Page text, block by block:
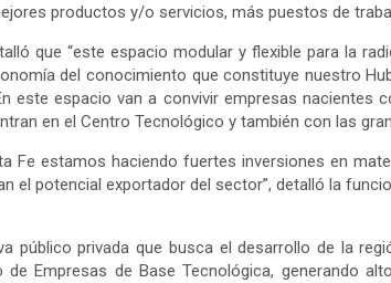
productos y/o servicios, más puestos de
que “este espacio modular y flexible para la
del conocimiento que constituye nuestro
este espacio van a convivir empresas nacientes
en el Centro Tecnológico y también con las
Fe estamos haciendo fuertes inversiones en
el potencial exportador del sector”, detalló la
público privada que busca el desarrollo de la
de Empresas de Base Tecnológica, generando